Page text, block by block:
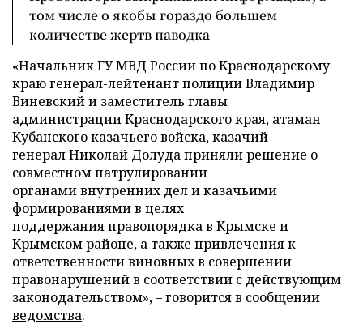
том числе о якобы гораздо большем
количестве жертв паводка
«Начальник ГУ МВД России по Краснодарскому
краю генерал-лейтенант полиции Владимир
Виневский и заместитель главы
администрации Краснодарского края, атаман
Кубанского казачьего войска, казачий
генерал Николай Долуда приняли решение о
совместном патрулировании
органами внутренних дел и казачьими
формированиями в целях
поддержания правопорядка в Крымске и
Крымском районе, а также привлечения к
ответственности виновных в совершении
правонарушений в соответствии с действующим
законодательством», – говорится в сообщении
ведомства.